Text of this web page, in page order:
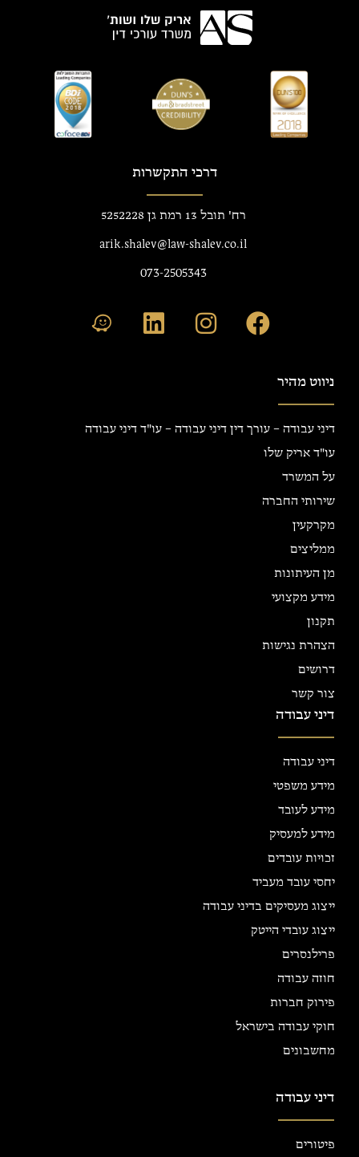
דרכי התקשרות
רח' תובל 13 רמת גן 5252228
arik.shalev@law-shalev.co.il
073-2505343
ניווט מהיר
דיני עבודה – עורך דין דיני עבודה – עו"ד דיני עבודה
עו"ד אריק שלו
על המשרד
שירותי החברה
מקרקעין
ממליצים
מן העיתונות
מידע מקצועי
תקנון
הצהרת נגישות
דרושים
צור קשר
דיני עבודה
דיני עבודה
מידע משפטי
מידע לעובד
מידע למעסיק
זכויות עובדים
יחסי עובד מעביד
ייצוג מעסיקים בדיני עבודה
ייצוג עובדי הייטק
פרילנסרים
חוזה עבודה
פירוק חברות
חוקי עבודה בישראל
מחשבונים
דיני עבודה
פיטורים